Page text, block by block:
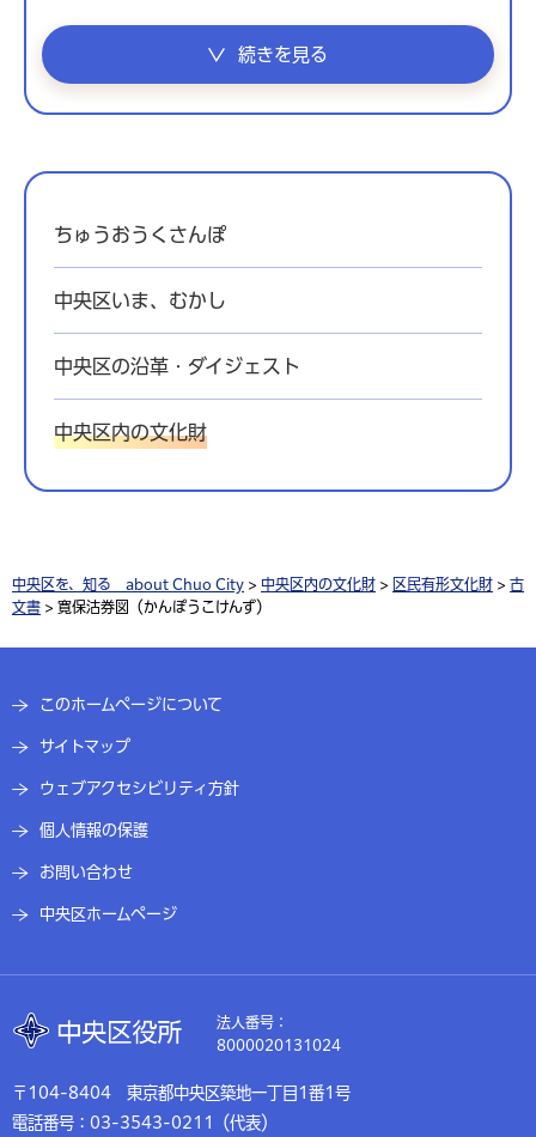
続きを見る
ちゅうおうくさんぽ
中央区いま、むかし
中央区の沿革・ダイジェスト
中央区内の文化財
中央区を、知る about Chuo City > 中央区内の文化財 > 区民有形文化財 > 古
文書 > 寛保沽券図（かんぽうこけんず）
このホームページについて
サイトマップ
ウェブアクセシビリティ方針
個人情報の保護
お問い合わせ
中央区ホームページ
法人番号：
8000020131024
〒104-8404 東京都中央区築地一丁目1番1号
電話番号：03-3543-0211（代表）